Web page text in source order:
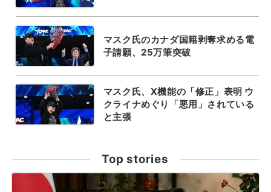
マスク氏のカナダ国籍剥奪求める電
子請願、25万筆突破
マスク氏、X機能の「修正」表明 ウ
クライナめぐり「悪用」されている
と主張
Top stories